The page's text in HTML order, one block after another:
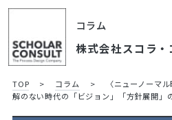
コラム
株式会社スコラ・
TOP > コラム >
〈ニューノーマ
解のない時代の「ビジョン」「方針展開」